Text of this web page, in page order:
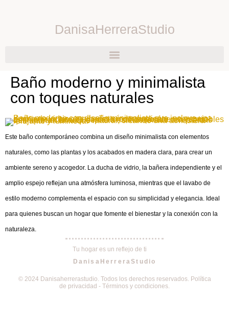
DanisaHerreraStudio
Baño moderno y minimalista
con toques naturales
Este baño contemporáneo combina un diseño minimalista con elementos
naturales, como las plantas y los acabados en madera clara, para crear un
ambiente sereno y acogedor. La ducha de vidrio, la bañera independiente y el
amplio espejo reflejan una atmósfera luminosa, mientras que el lavabo de
estilo moderno complementa el espacio con su simplicidad y elegancia. Ideal
para quienes buscan un hogar que fomente el bienestar y la conexión con la
naturaleza.
Tu hogar es un reflejo de ti
DanisaHerreraStudio
© 2024 Danisaherrerastudio. Todos los derechos reservados. Política
de privacidad - Términos y condiciones.